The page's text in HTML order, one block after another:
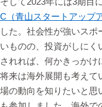
C（青山スタートアップ
した。社会性が強いスポ
いものの、投資がしにく
されれば、何かきっかけ
将来は海外展開も考えて
場の動向を知りたいと思